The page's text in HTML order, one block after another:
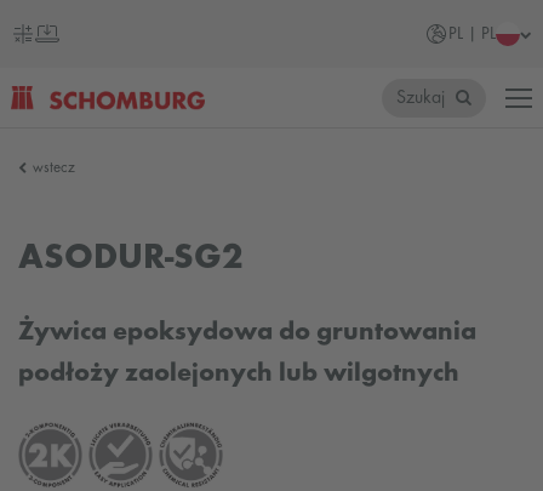
PL | PL
Szukaj
wstecz
ASODUR-SG2
Żywica epoksydowa do gruntowania
podłoży zaolejonych lub wilgotnych